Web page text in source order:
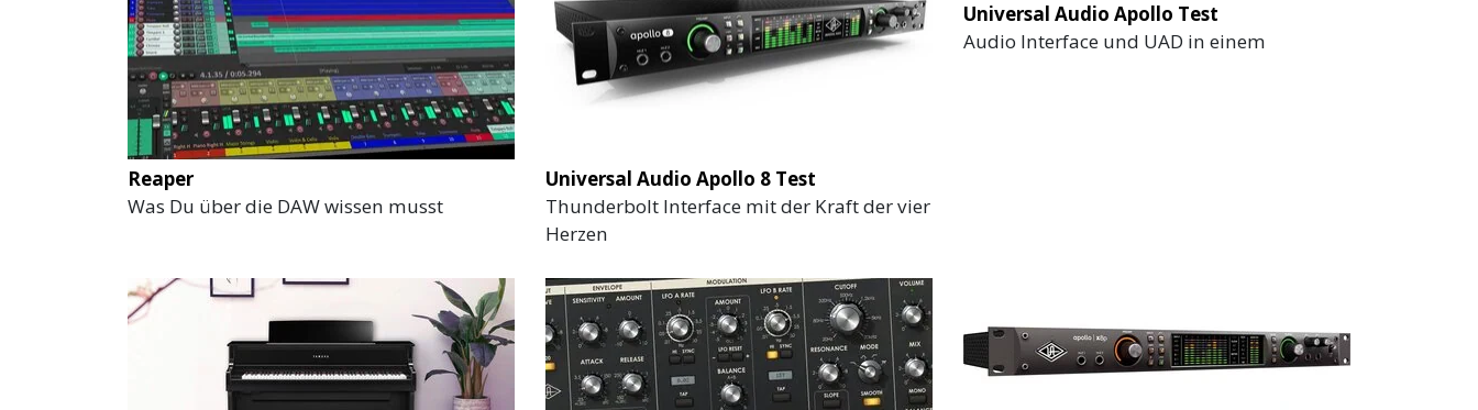
Reaper
Was Du über die DAW wissen musst
Universal Audio Apollo 8 Test
Thunderbolt Interface mit der Kraft der vier
Herzen
Universal Audio Apollo Test
Audio Interface und UAD in einem